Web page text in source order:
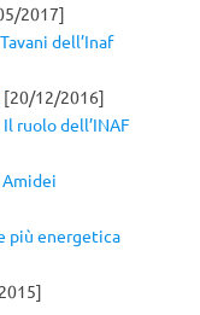
2017]
dell’Inaf
[20/12/2016]
Il ruolo dell’INAF
più energetica